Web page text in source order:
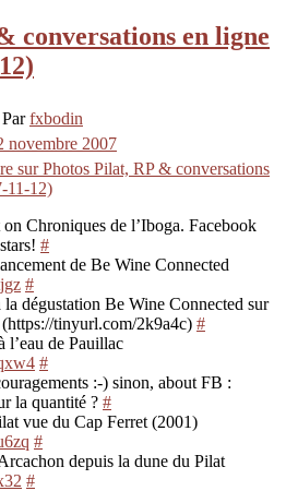
conversations en ligne
Parfxbodin
novembre 2007
sur Photos Pilat, RP & conversations
11-12)
Chroniques de l’Iboga. Facebook
#
de Be Wine Connected
#
dégustation Be Wine Connected sur
tinyurl.com/2k9a4c) #
l’eau de Pauillac
#
:-) sinon, about FB :
la quantité ? #
vue du Cap Ferret (2001)
#
depuis la dune du Pilat
#